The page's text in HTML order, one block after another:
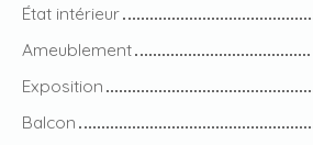
État intérieur
Ameublement
Exposition
Balcon